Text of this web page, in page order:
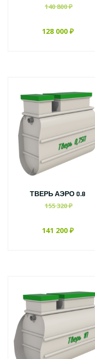
140 800 ₽
128 000 ₽
ТВЕРЬ АЭРО 0.8
155 320 ₽
141 200 ₽